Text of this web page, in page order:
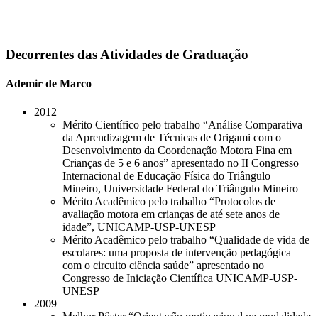
Decorrentes das Atividades de Graduação
Ademir de Marco
2012
Mérito Científico pelo trabalho “Análise Comparativa
da Aprendizagem de Técnicas de Origami com o
Desenvolvimento da Coordenação Motora Fina em
Crianças de 5 e 6 anos” apresentado no II Congresso
Internacional de Educação Física do Triângulo
Mineiro, Universidade Federal do Triângulo Mineiro
Mérito Acadêmico pelo trabalho “Protocolos de
avaliação motora em crianças de até sete anos de
idade”, UNICAMP-USP-UNESP
Mérito Acadêmico pelo trabalho “Qualidade de vida de
escolares: uma proposta de intervenção pedagógica
com o circuito ciência saúde” apresentado no
Congresso de Iniciação Científica UNICAMP-USP-
UNESP
2009